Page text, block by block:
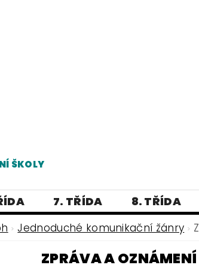
ŠKOLY
7. TŘÍDA 8. TŘÍDA
LISTY LITERATURA
Jednoduché komunikační žánry
ZPRÁVA A OZNÁMENÍ